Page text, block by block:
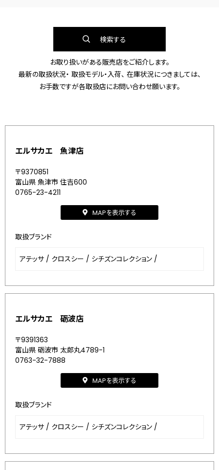
検索する
お取り扱いがある販売店をご紹介します。
最新の取扱状況・ 取扱モデル・入荷、 在庫状況につきましては、
お手数ですが各取扱店にお問い合わせ願います。
エルサカエ 魚津店
〒9370851
富山県 魚津市 住吉600
0765-23-4211
MAPを表示する
取扱ブランド
アテッサ / クロスシー / シチズンコレクション /
エルサカエ 砺波店
〒9391363
富山県 砺波市 太郎丸4789-1
0763-32-7888
MAPを表示する
取扱ブランド
アテッサ / クロスシー / シチズンコレクション /